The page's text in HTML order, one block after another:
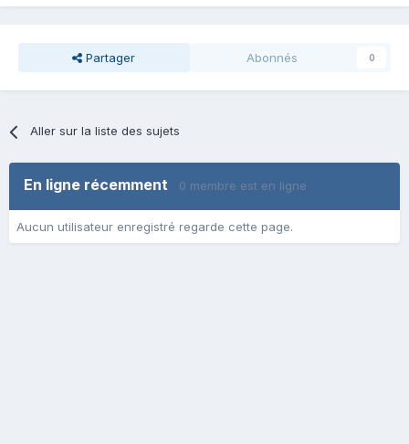
Partager Abonnés 0
Aller sur la liste des sujets
En ligne récemment 0 membre est en ligne
Aucun utilisateur enregistré regarde cette page.